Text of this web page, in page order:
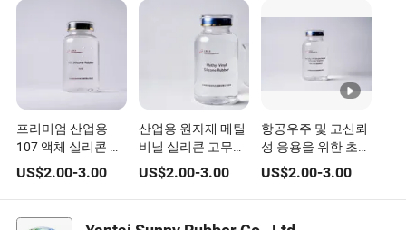
프리미엄 산업용
107 액체 실리콘 고
무 실리콘 실란트용
US$2.00-3.00
산업용 원자재 메틸
비닐 실리콘 고무
110 고무
US$2.00-3.00
항공우주 및 고신뢰
성 응용을 위한 초저
휘발성 110 RTV 실
리콘 고무
US$2.00-3.00